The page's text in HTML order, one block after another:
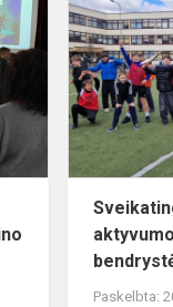
savaitė
mokykloje:
ketvirtokus
išjudino
masin...
Paskelbta: